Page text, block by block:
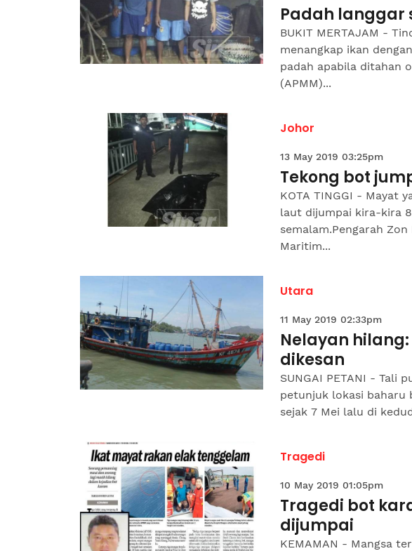
Padah langgar
BUKIT MERTAJAM -
menangkap ikan
padah apabila ditahan
(APMM)...
Johor
13 May 2019 03:25pm
Tekong bot
KOTA TINGGI - Mayat
laut dijumpai kira-kira
semalam.Pengarah
Maritim...
Utara
11 May 2019 02:33pm
Nelayan
dikesan
SUNGAI PETANI - Tali
petunjuk lokasi baharu
sejak 7 Mei lalu di
Tragedi
10 May 2019 01:05pm
Tragedi bot
dijumpai
KEMAMAN - Mangsa